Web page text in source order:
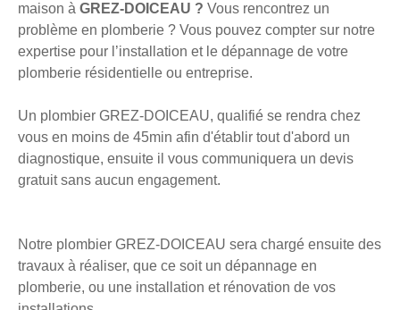
maison à GREZ-DOICEAU ? Vous rencontrez un
problème en plomberie ? Vous pouvez compter sur notre
expertise pour l’installation et le dépannage de votre
plomberie résidentielle ou entreprise.
Un plombier GREZ-DOICEAU, qualifié se rendra chez
vous en moins de 45min afin d'établir tout d'abord un
diagnostique, ensuite il vous communiquera un devis
gratuit sans aucun engagement.
Notre plombier GREZ-DOICEAU sera chargé ensuite des
travaux à réaliser, que ce soit un dépannage en
plomberie, ou une installation et rénovation de vos